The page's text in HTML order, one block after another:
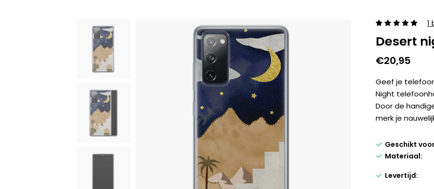
1
Desert
€20,95
Geef je
Night
Door de
merk je
Geschikt
Materiaal:
Levertijd: